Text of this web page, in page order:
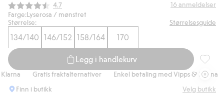
Gjennomsnittskarakter:
4.7 16 anmeldelser
Farge:Lyserosa / mønstret
Størrelse:
Størrelsesguide
134/140 146/152 158/164 170
Legg i handlekurv
Gratis fraktalternativer Enkel betaling med Vipps & Klarna
Finn i butikk
Velg butikk